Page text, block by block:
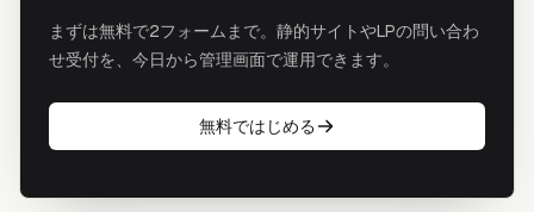
まずは無料で2フォームまで。静的サイトやLPの問い合わ
せ受付を、今日から管理画面で運用できます。
無料ではじめる